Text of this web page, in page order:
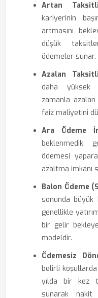
Artan
kariyerinin
artmasını
düşük
ödemeler sunar.
Azalan
daha yüksek
zamanla
faiz maliyetini
Ara Ödeme
beklenmedik
ödemesi
azaltma imkanı
Balon Ödeme
sonunda büyük
genellikle
bir gelir
modeldir.
Ödemesiz
belirli
yılda bir kez
sunarak nakit